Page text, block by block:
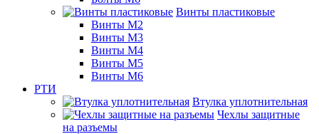
Винты пластиковые
Винты М2
Винты М3
Винты М4
Винты М5
Винты М6
РТИ
Втулка уплотнительная
Чехлы защитные
на разъемы